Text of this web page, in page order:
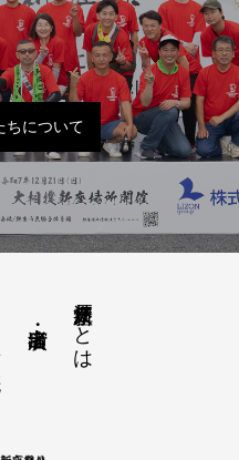
ちについて
大江戸新座祭りとは